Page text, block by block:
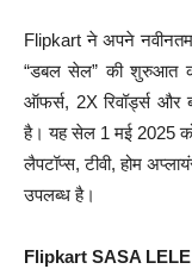
Flipkart ने अपने
“डबल सेल” की शुरुआत
ऑफर्स, 2X रिवॉर्ड्स
है। यह सेल 1 मई 2025
लैपटॉप्स, टीवी, होम
उपलब्ध है।​
Flipkart SASA